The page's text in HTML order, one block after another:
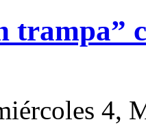
trampa”
4,